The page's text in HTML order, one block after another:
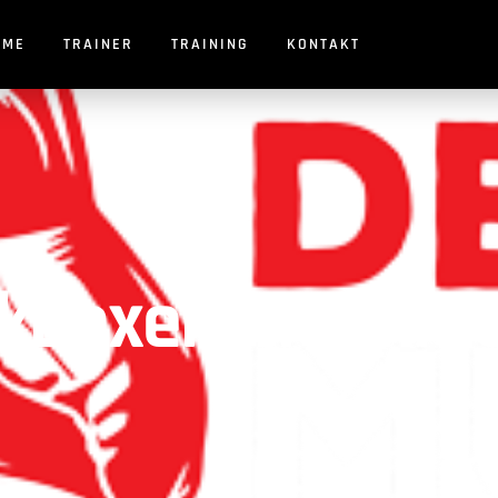
TRAINER TRAINING KONTAKT
in